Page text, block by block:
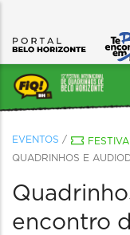
EVENTOS / FESTIVAL
QUADRINHOS E
encontro